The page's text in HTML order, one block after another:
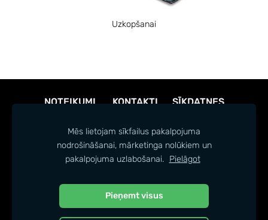
Uzkopšanai
NOTEIKUMI KONTAKTI SĪKDATNES
Mēs lietojam sīkfailus pakalpojuma
nodrošināšanai, mārketinga nolūkiem un
pakalpojuma uzlabošanai. Pielāgot
Pieņemt visus